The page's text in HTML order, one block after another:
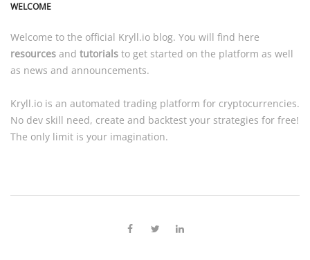
WELCOME
Welcome to the official Kryll.io blog. You will find here
resources and tutorials to get started on the platform as well
as news and announcements.
Kryll.io is an automated trading platform for cryptocurrencies.
No dev skill need, create and backtest your strategies for free!
The only limit is your imagination.